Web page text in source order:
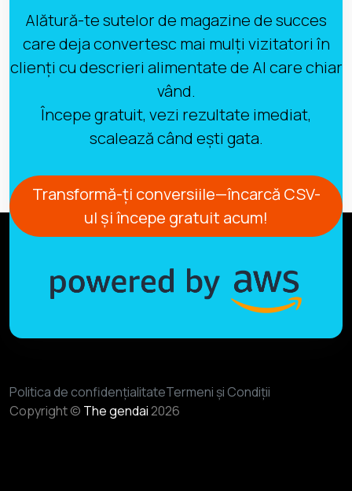
Alătură-te sutelor de magazine de succes
care deja convertesc mai mulți vizitatori în
clienți cu descrieri alimentate de AI care chiar
vând.
Începe gratuit, vezi rezultate imediat,
scalează când ești gata.
Transformă-ți conversiile—încarcă CSV-
ul și începe gratuit acum!
Politica de confidențialitateTermeni și Condiții
Copyright © The gendai2026